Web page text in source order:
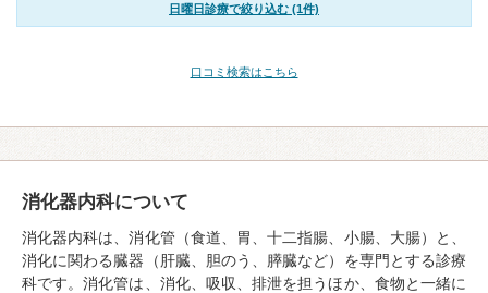
日曜日診療で絞り込む (1件)
口コミ検索はこちら
消化器内科について
消化器内科は、消化管（食道、胃、十二指腸、小腸、大腸）と、
消化に関わる臓器（肝臓、胆のう、膵臓など）を専門とする診療
科です。消化管は、消化、吸収、排泄を担うほか、食物と一緒に